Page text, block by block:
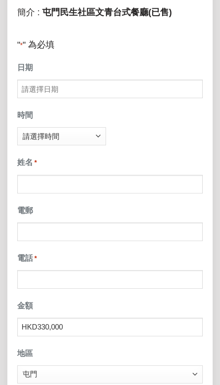
簡介 : 屯門民生社區文青台式餐廳(已售)
"*" 為必填
日期
MM
slash
DD
YYYY
時間
姓名 *
電郵
電話 *
金額
地區